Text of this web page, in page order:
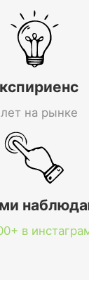
на рынке
в